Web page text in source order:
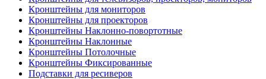
Кронштейны для мониторов
Кронштейны для проекторов
Кронштейны Наклонно-повортотные
Кронштейны Наклонные
Кронштейны Потолочные
Кронштейны Фиксированные
Подставки для ресиверов